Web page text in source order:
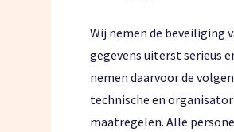
Wij nemen de beveiliging
gegevens uiterst serieus
nemen daarvoor de
technische en
maatregelen. Alle